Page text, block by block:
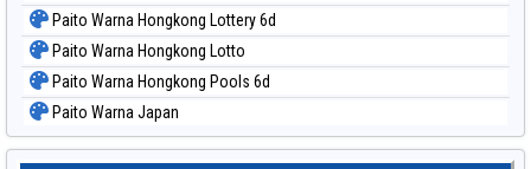
Paito Warna Hongkong Lottery 6d
Paito Warna Hongkong Lotto
Paito Warna Hongkong Pools 6d
Paito Warna Japan
Paito Warna Japan 6d